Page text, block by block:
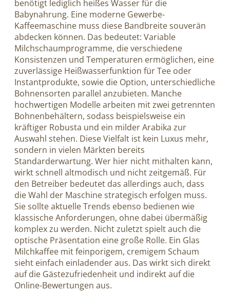
benötigt lediglich heißes Wasser für die
Babynahrung. Eine moderne Gewerbe-
Kaffeemaschine muss diese Bandbreite souverän
abdecken können. Das bedeutet: Variable
Milchschaumprogramme, die verschiedene
Konsistenzen und Temperaturen ermöglichen, eine
zuverlässige Heißwasserfunktion für Tee oder
Instantprodukte, sowie die Option, unterschiedliche
Bohnensorten parallel anzubieten. Manche
hochwertigen Modelle arbeiten mit zwei getrennten
Bohnenbehältern, sodass beispielsweise ein
kräftiger Robusta und ein milder Arabika zur
Auswahl stehen. Diese Vielfalt ist kein Luxus mehr,
sondern in vielen Märkten bereits
Standarderwartung. Wer hier nicht mithalten kann,
wirkt schnell altmodisch und nicht zeitgemäß. Für
den Betreiber bedeutet das allerdings auch, dass
die Wahl der Maschine strategisch erfolgen muss.
Sie sollte aktuelle Trends ebenso bedienen wie
klassische Anforderungen, ohne dabei übermäßig
komplex zu werden. Nicht zuletzt spielt auch die
optische Präsentation eine große Rolle. Ein Glas
Milchkaffee mit feinporigem, cremigem Schaum
sieht einfach einladender aus. Das wirkt sich direkt
auf die Gästezufriedenheit und indirekt auf die
Online-Bewertungen aus.